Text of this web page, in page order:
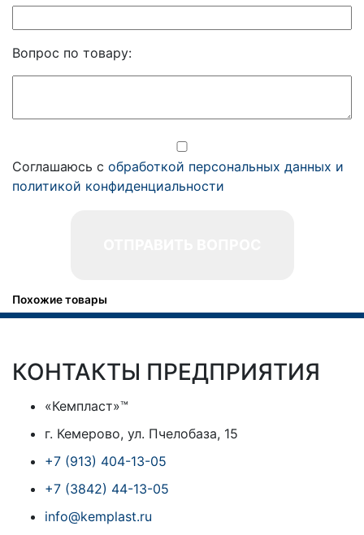
Вопрос по товару:
Соглашаюсь с обработкой персональных данных и
политикой конфиденциальности
Похожие товары
КОНТАКТЫ ПРЕДПРИЯТИЯ
«Кемпласт»™
г. Кемерово, ул. Пчелобаза, 15
+7 (913) 404-13-05
+7 (3842) 44-13-05
info@kemplast.ru